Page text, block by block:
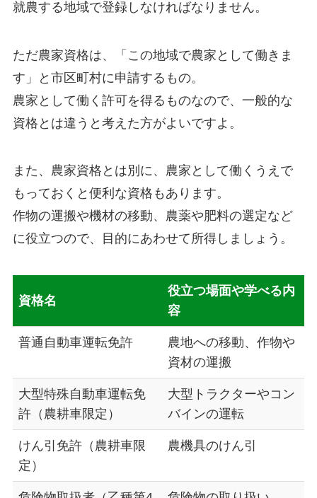
就農する地域で登録しなければなりません。
ただ農家資格は、
「この地域で農家として働きま
す」
と市区町村に申請するもの。
農家として働く許可を得るものなので、一般的な
資格とは違うと考えた方がよいですよ。
また、農家資格とは別に、 農家として働くうえで
もっておくと便利な資格 もあります。
作物の運搬や機材の移動、農薬や肥料の選定など
に役立つので、目的にあわせて所得しましょう。
資格名
役立つ場面や学べる内
容
普通自動車運転免許
農地への移動、作物や
資材の運搬
大型特殊自動車運転免
許（農耕車限定）
大型トラクターやコン
バインの運転
けん引免許（農耕車限
定）
農機具のけん引